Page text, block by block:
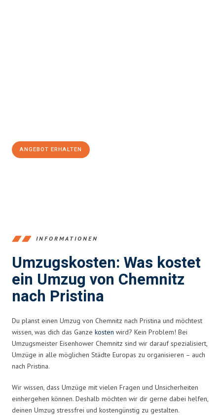
ANGEBOT ERHALTEN
INFORMATIONEN
Umzugskosten: Was kostet
ein Umzug von Chemnitz
nach Pristina
Du planst einen Umzug von Chemnitz nach Pristina und möchtest
wissen, was dich das Ganze kosten wird? Kein Problem! Bei
Umzugsmeister Eisenhower Chemnitz sind wir darauf spezialisiert,
Umzüge in alle möglichen Städte Europas zu organisieren – auch
nach Pristina.
Wir wissen, dass Umzüge mit vielen Fragen und Unsicherheiten
einhergehen können. Deshalb möchten wir dir gerne dabei helfen,
deinen Umzug stressfrei und kostengünstig zu gestalten.